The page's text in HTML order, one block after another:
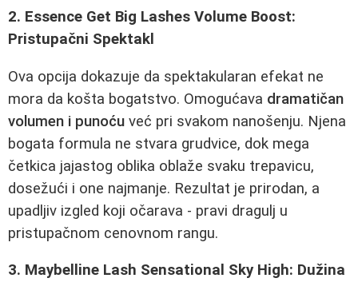
2. Essence Get Big Lashes Volume Boost:
Pristupačni Spektakl
Ova opcija dokazuje da spektakularan efekat ne
mora da košta bogatstvo. Omogućava dramatičan
volumen i punoću već pri svakom nanošenju. Njena
bogata formula ne stvara grudvice, dok mega
četkica jajastog oblika oblaže svaku trepavicu,
dosežući i one najmanje. Rezultat je prirodan, a
upadljiv izgled koji očarava - pravi dragulj u
pristupačnom cenovnom rangu.
3. Maybelline Lash Sensational Sky High: Dužina